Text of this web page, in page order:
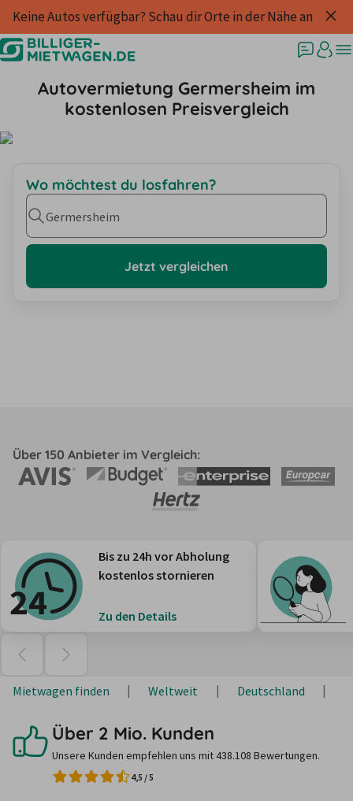
Keine Autos verfügbar? Schau dir Orte in der Nähe an
Autovermietung Germersheim im
kostenlosen Preisvergleich
Wo möchtest du losfahren?
Germersheim
Jetzt vergleichen
Über 150 Anbieter im Vergleich:
Bis zu 24h vor Abholung
kostenlos stornieren
Zu den Details
Mietwagen finden Weltweit Deutschland
Über 2 Mio. Kunden
Unsere Kunden empfehlen uns mit 438.108 Bewertungen.
4,5 /5